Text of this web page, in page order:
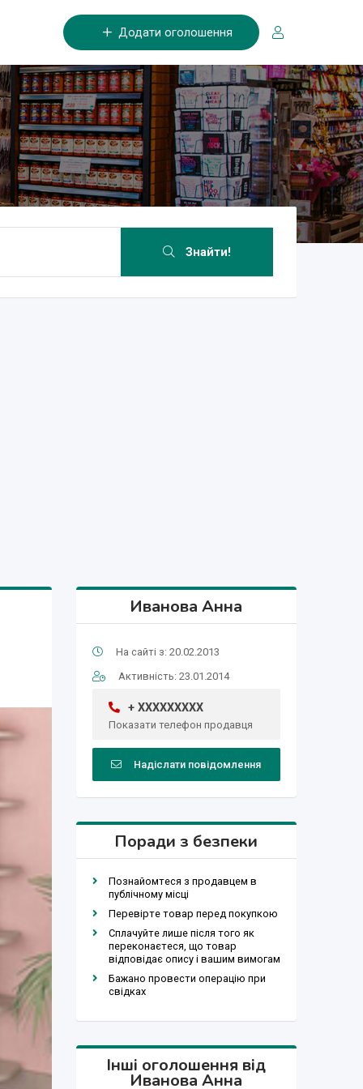
Додати оголошення
Знайти!
Иванова Анна
На сайті з: 20.02.2013
Активність: 23.01.2014
+ XXXXXXXXX
Показати телефон продавця
Надіслати повідомлення
Поради з безпеки
Познайомтеся з продавцем в
публічному місці
Перевірте товар перед покупкою
Сплачуйте лише після того як
переконаєтеся, що товар
відповідає опису і вашим вимогам
Бажано провести операцію при
свідках
Інші оголошення від
Иванова Анна